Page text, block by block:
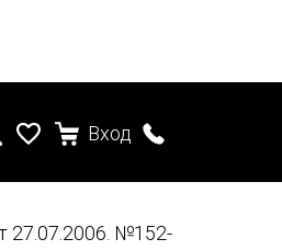
Вход
27.07.2006. №152-